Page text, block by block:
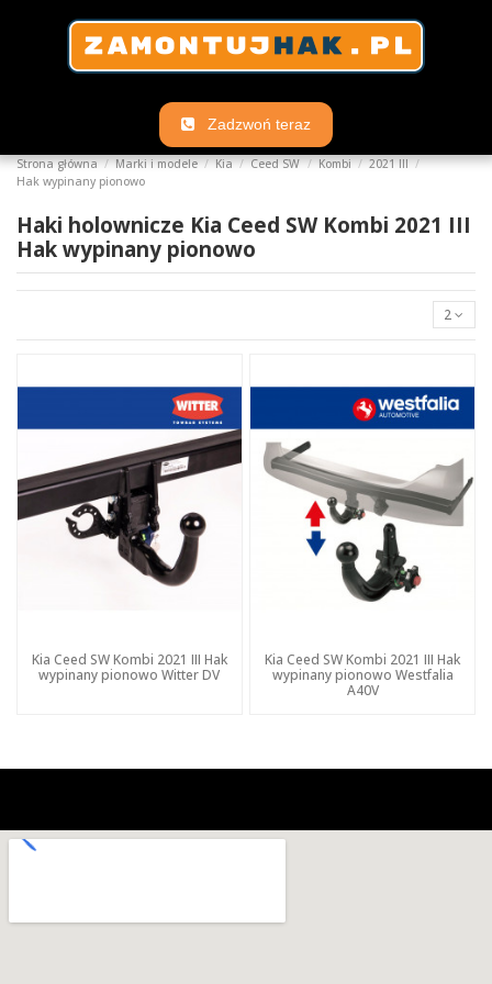
Zadzwoń teraz
Strona główna Marki i modele Kia Ceed SW Kombi
2021 III
Hak wypinany pionowo
Haki holownicze Kia Ceed SW Kombi 2021 III
Hak wypinany pionowo
2
Kia Ceed SW Kombi 2021 III Hak
wypinany pionowo Witter DV
Kia Ceed SW Kombi 2021 III Hak
wypinany pionowo Westfalia
A40V